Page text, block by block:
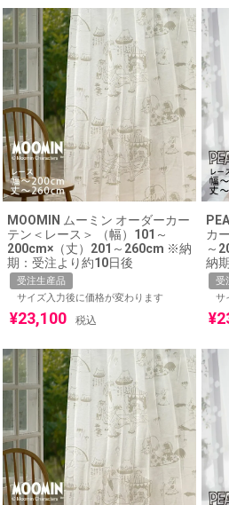
MOOMIN ムーミン オーダーカー
テン＜レース＞ （幅）101～
200cm×（丈）201～260cm ※納
期：受注より約10日後
受注生産品
サイズ入力後に価格が変わります
¥23,100 税込
カ
～
納
受
サ
¥